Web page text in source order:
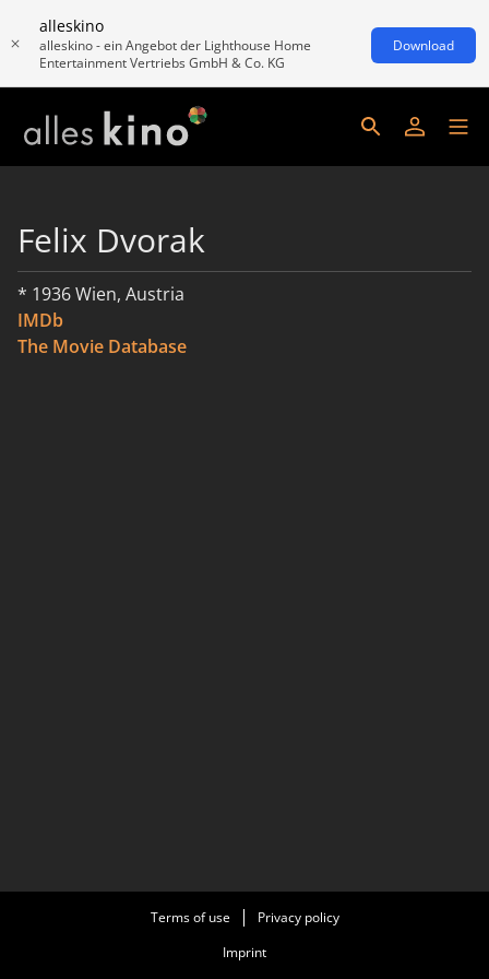
alleskino
alleskino - ein Angebot der Lighthouse Home
Entertainment Vertriebs GmbH & Co. KG
Download
Felix Dvorak
* 1936 Wien, Austria
IMDb
The Movie Database
Terms of use
Privacy policy
Imprint